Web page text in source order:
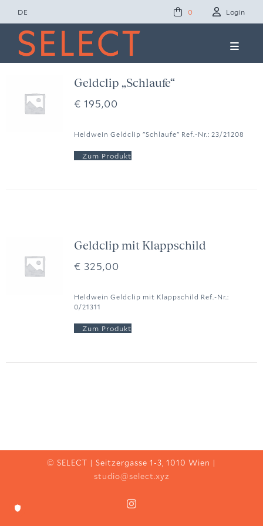
Zum
Inhalt
springen
DE 0 Login
Toggle
Concept Studio
Friends of Select
Ole Lynggaard
Kontakt
Geldclip „Schlaufe“
€ 195,00
Heldwein Geldclip "Schlaufe" Ref.-Nr.: 23/21208
Geldclip mit Klappschild
€ 325,00
Heldwein Geldclip mit Klappschild Ref.-Nr.:
0/21311
© SELECT | Seitzergasse 1-3, 1010 Wien |
studio@select.xyz
Instagram